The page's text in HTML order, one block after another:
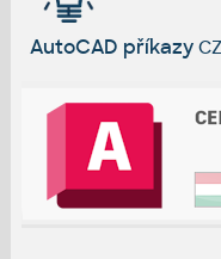
AutoCAD příkazy